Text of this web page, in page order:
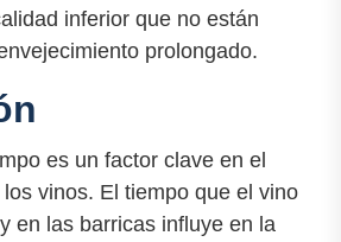
inferior que no están
prolongado.
es un factor clave en el
vinos. El tiempo que el vino
en las barricas influye en la